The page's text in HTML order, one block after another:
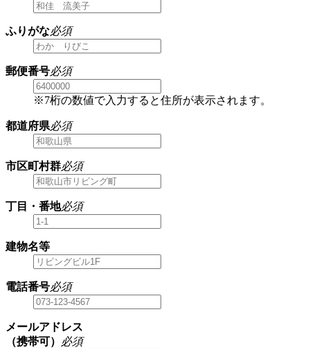
ふりがな必須
郵便番号必須
※7桁の数値で入力すると住所が表示されます。
都道府県必須
市区町村群必須
丁目・番地必須
建物名等
電話番号必須
メールアドレス
（携帯可）
必須